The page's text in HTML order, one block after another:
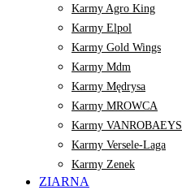
Karmy Agro King
Karmy Elpol
Karmy Gold Wings
Karmy Mdm
Karmy Mędrysa
Karmy MROWCA
Karmy VANROBAEYS
Karmy Versele-Laga
Karmy Zenek
ZIARNA